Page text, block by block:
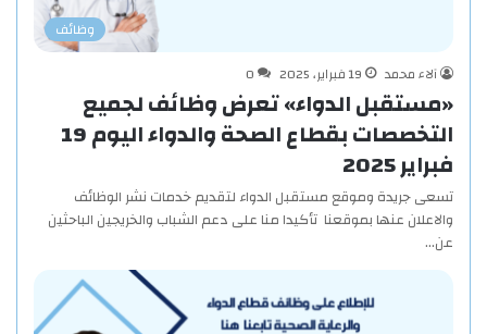
وظائف
آلاء محمد
19 فبراير، 2025 0
«مستقبل الدواء» تعرض وظائف لجميع
التخصصات بقطاع الصحة والدواء اليوم 19
فبراير 2025
تسعى جريدة وموقع مستقبل الدواء لتقديم خدمات نشر الوظائف
والاعلان عنها بموقعنا تأكيدا منا على دعم الشباب والخريجين الباحثين
عن…